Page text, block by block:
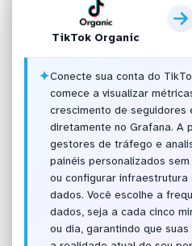
TikTok Organic
✦Conecte sua conta do
comece a visualizar
crescimento de seguidores
diretamente no Grafana. A
gestores de tráfego e
painéis personalizados
ou configurar infraestrutura
dados. Você escolhe a
dados, seja a cada cinco
ou dia, garantindo que